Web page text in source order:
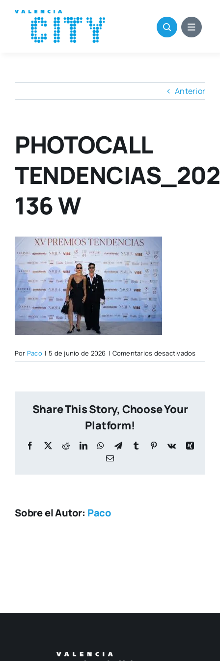
contenido
Anterior
PHOTOCALL
136 W
Por Paco | 5 de junio de 2026 | Comentarios desactivadosen
Share This Story, Choose Your
Platform!
Facebook
X RedditLinkedInWhatsApp
TelegramTumblr Pinterest
Vk
Xing
Correo
Sobre el Autor: Paco